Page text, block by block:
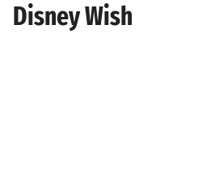
Disney Wish